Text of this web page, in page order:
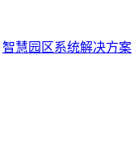
智慧园区系统解决方案